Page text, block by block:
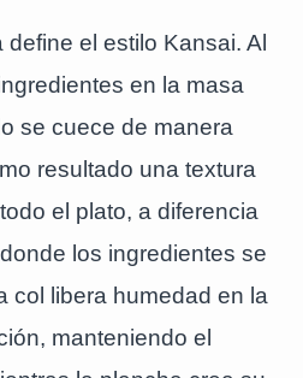
el estilo Kansai. Al
en la masa
se cuece de manera
resultado una textura
el plato, a diferencia
los ingredientes se
col libera humedad en la
manteniendo el